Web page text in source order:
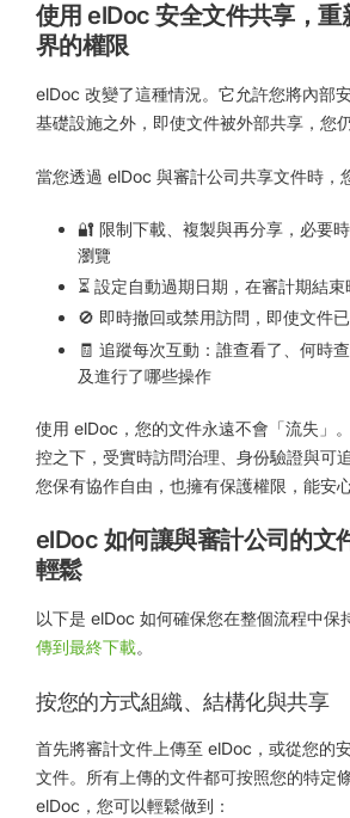
使用 elDoc 安全文件共享，重
界的權限
elDoc 改變了這種情況。它允許您將內部
基礎設施之外，即使文件被外部共享，您
當您透過 elDoc 與審計公司共享文件時，
🔐 限制下載、複製與再分享，必要
瀏覽
⏳ 設定自動過期日期，在審計期結
🚫 即時撤回或禁用訪問，即使文件
🧾 追蹤每次互動：誰查看了、何時
及進行了哪些操作
使用 elDoc，您的文件永遠不會「流失」
控之下，受實時訪問治理、身份驗證與可
您保有協作自由，也擁有保護權限，能安
elDoc 如何讓與審計公司的文
輕鬆
以下是 elDoc 如何確保您在整個流程中保
傳到最終下載。
按您的方式組織、結構化與共享
首先將審計文件上傳至 elDoc，或從您的
文件。所有上傳的文件都可按照您的特定
elDoc，您可以輕鬆做到：